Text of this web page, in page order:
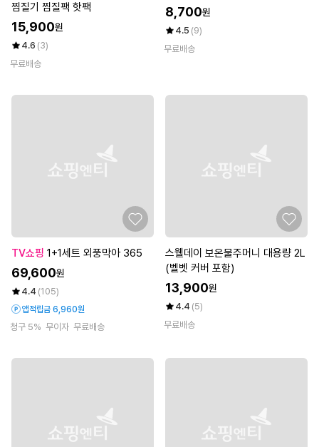
찜질기 찜질팩 핫팩
15,900원
4.6 (3)
무료배송
8,700원
4.5 (9)
무료배송
TV쇼핑 1+1세트 외풍막아 365
69,600원
4.4 (105)
앱적립금 6,960원
청구 5% 무이자 무료배송
스웰데이 보온물주머니 대용량 2L
(벨벳 커버 포함)
13,900원
4.4 (5)
무료배송